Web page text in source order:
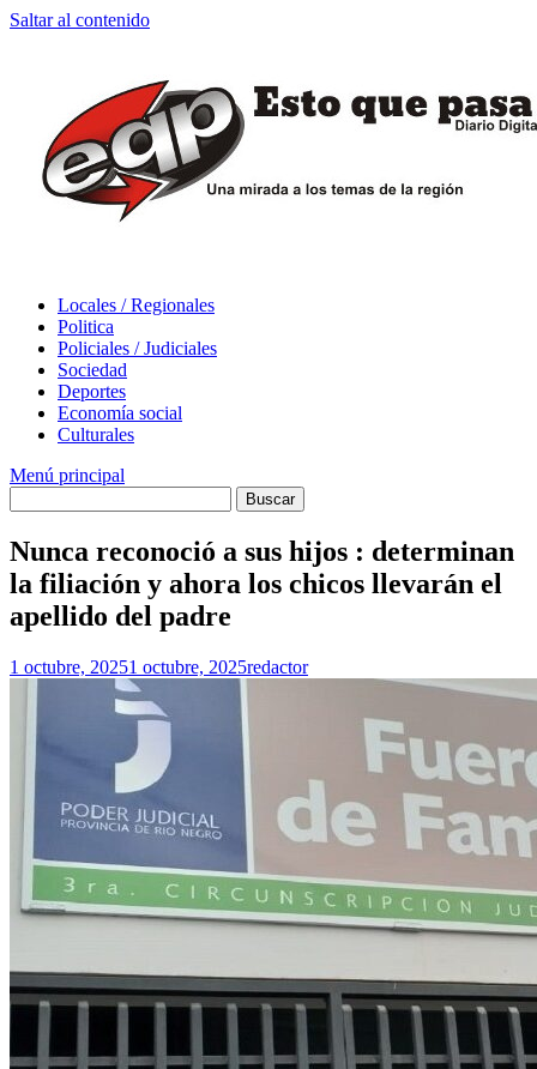
Saltar al contenido
Locales / Regionales
Politica
Policiales / Judiciales
Sociedad
Deportes
Economía social
Culturales
Menú principal
Nunca reconoció a sus hijos : determinan
la filiación y ahora los chicos llevarán el
apellido del padre
1 octubre, 20251 octubre, 2025redactor